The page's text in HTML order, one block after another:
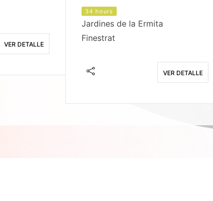
VER DETALLE
34 hours
Jardines de la Ermita
Finestrat
VER DETALLE